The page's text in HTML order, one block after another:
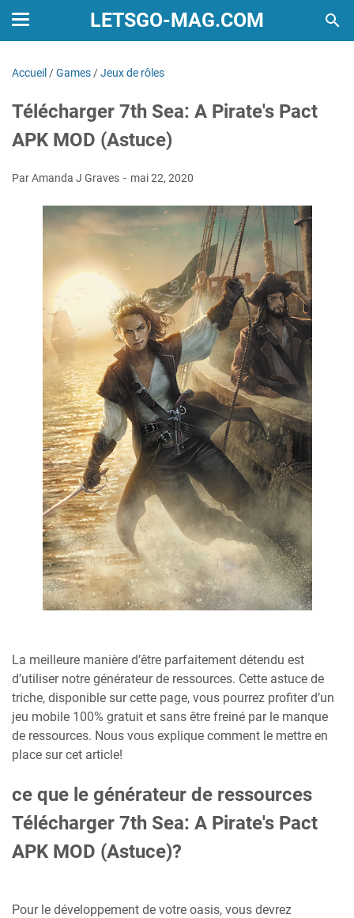
LETSGO-MAG.COM
Accueil /Games /Jeux de rôles
Télécharger 7th Sea: A Pirate's Pact
APK MOD (Astuce)
Par Amanda J Graves mai 22, 2020
La meilleure manière d’être parfaitement détendu est
d’utiliser notre générateur de ressources. Cette astuce de
triche, disponible sur cette page, vous pourrez profiter d’un
jeu mobile 100% gratuit et sans être freiné par le manque
de ressources. Nous vous explique comment le mettre en
place sur cet article!
ce que le générateur de ressources
Télécharger 7th Sea: A Pirate's Pact
APK MOD (Astuce)?
Pour le développement de votre oasis, vous devrez